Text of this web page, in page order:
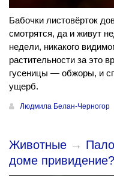
Бабочки листовёрток
смотрятся, да и живут
недели, никакого
растительности за это
гусеницы — обжоры, и
ущерб.
Людмила Белан-Черногор
Животные →
доме привидение?